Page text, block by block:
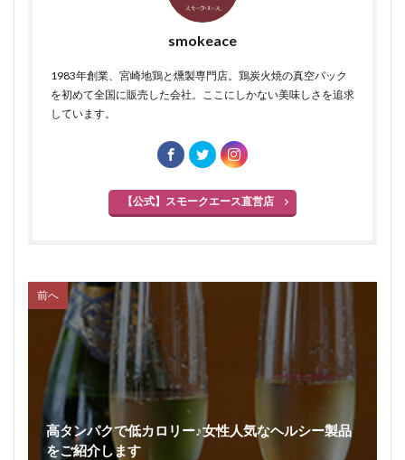
smokeace
1983年創業、宮崎地鶏と燻製専門店。鶏炭火焼の真空パック
を初めて全国に販売した会社。ここにしかない美味しさを追求
しています。
【公式】スモークエース直営店
前へ
高タンパクで低カロリー♪女性人気なヘルシー製品
をご紹介します